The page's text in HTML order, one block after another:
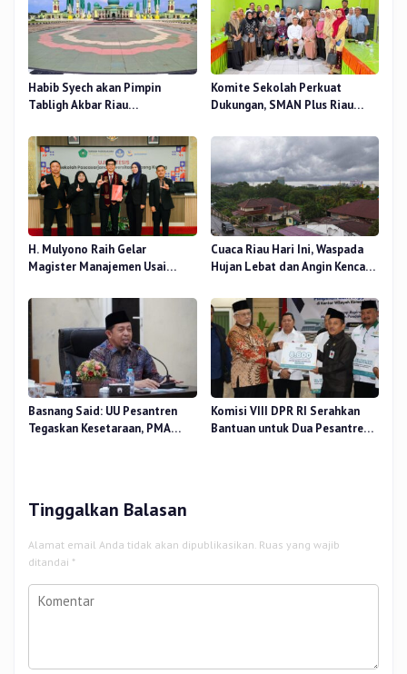
Habib Syech akan Pimpin
Tabligh Akbar Riau
Nur, Besok
Komite Sekolah Perkuat
Dukungan, SMAN Plus Riau
Pendidikan
H. Mulyono Raih Gelar
Magister Manajemen Usai
Terhadap Beban Kerja
Cuaca Riau Hari Ini, Waspada
Hujan Lebat dan Angin Kencang
Basnang Said: UU Pesantren
Tegaskan Kesetaraan, PMA
Komisi VIII DPR RI Serahkan
Bantuan untuk Dua Pesantren
Tinggalkan Balasan
Alamat email Anda tidak akan dipublikasikan. Ruas yang wajib
ditandai *